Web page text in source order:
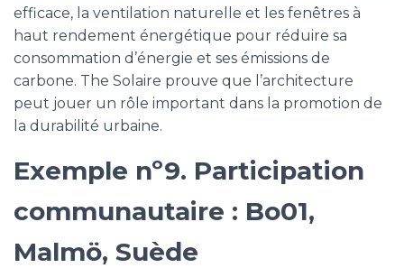
efficace, la ventilation naturelle et les fenêtres à
haut rendement énergétique pour réduire sa
consommation d’énergie et ses émissions de
carbone. The Solaire prouve que l’architecture
peut jouer un rôle important dans la promotion de
la durabilité urbaine.
Exemple nº9. Participation
communautaire : Bo01,
Malmö, Suède